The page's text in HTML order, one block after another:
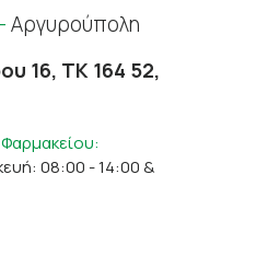
Αργυρούπολη
16, ΤΚ 164 52,
08:00 - 14:00 &